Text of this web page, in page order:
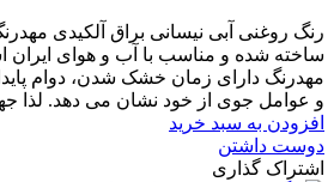
رنگ روغنی آبی نیسانی براق آلکیدی
ساخته شده و مناسب با آب و هوای
مهدرنگ دارای زﻣﺎن ﺧﺸﮏ ﺷﺪن، دوام
و ﻋﻮاﻣﻞ ﺟﻮی از ﺧﻮد ﻧﺸﺎن ﻣﯽ دﻫﺪ. ﻟﺬا
افزودن به سبد خرید
دوست داشتن
اشتراک گذاری